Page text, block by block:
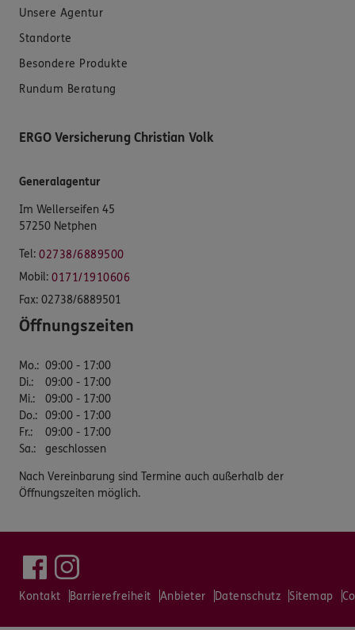
Unsere Agentur
Standorte
Besondere Produkte
Rundum Beratung
ERGO Versicherung Christian Volk
Generalagentur
Im Wellerseifen 45
57250 Netphen
Tel: 02738/6889500
Mobil: 0171/1910606
Fax: 02738/6889501
Öffnungszeiten
Mo.: 09:00 - 17:00
Di.:
09:00 - 17:00
Mi.:
09:00 - 17:00
Do.: 09:00 - 17:00
Fr.:
09:00 - 17:00
Sa.: geschlossen
Nach Vereinbarung sind Termine auch außerhalb der
Öffnungszeiten möglich.
Kontakt Barrierefreiheit Anbieter Datenschutz Sitemap